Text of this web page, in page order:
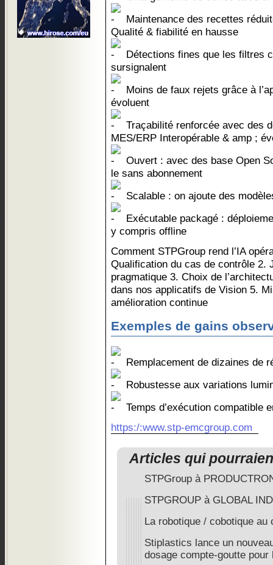
Maintenance des recettes
Qualité & fiabilité en hausse
Détections fines que les filtres
sursignalent
Moins de faux rejets grâce à
évoluent
Traçabilité renforcée avec des
MES/ERP Interopérable & amp ;
Ouvert : avec des base Open
le sans abonnement
Scalable : on ajoute des
Exécutable packagé :
y compris offline
Comment STPGroup rend l’IA
Qualification du cas de contrôle 2.
pragmatique 3. Choix de
dans nos applicatifs de Vision 5.
amélioration continue
Exemples de gains
Remplacement de dizaines de
Robustesse aux variations
Temps d’exécution compatible
https:/:www.stp-emcgroup.com
Articles qui
STPGroup à
STPGROUP à GLOBAL
La robotique / cobotique
Stiplastics lance un
dosage compte-goutte